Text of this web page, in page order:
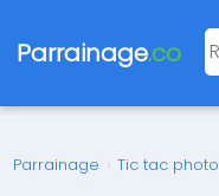
Parrainage.co
Parrainage › Tic tac photo